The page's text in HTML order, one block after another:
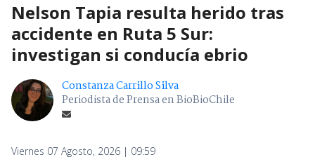
Nelson Tapia resulta herido tras
accidente en Ruta 5 Sur:
investigan si conducía ebrio
Constanza Carrillo Silva
Periodista de Prensa en BioBioChile
Viernes 07 Agosto, 2026 | 09:59